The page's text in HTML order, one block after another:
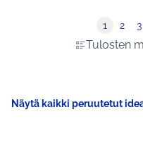
Tulosten
1 2 3
Näytä kaikki peruutetut